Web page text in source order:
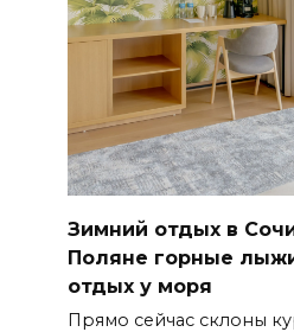
Зимний отдых в
Поляне горные
отдых у моря
Прямо сейчас склоны